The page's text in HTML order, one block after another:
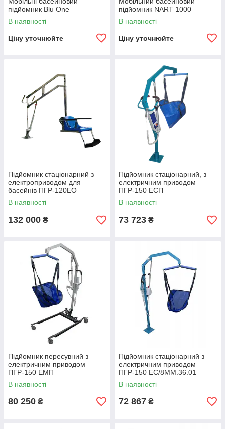
підйомник Blu One
В наявності
Ціну уточнюйте
підйомник NART 1000
В наявності
Ціну уточнюйте
Підйомник стаціонарний з
електроприводом для
басейнів ПГР-120ЕО
В наявності
132 000 ₴
Підйомник стаціонарний, з
електричним приводом
ПГР-150 ЕСП
В наявності
73 723 ₴
Підйомник пересувний з
електричним приводом
ПГР-150 ЕМП
В наявності
80 250 ₴
Підйомник стаціонарний з
електричним приводом
ПГР-150 ЕС/8ММ.36.01
В наявності
72 867 ₴